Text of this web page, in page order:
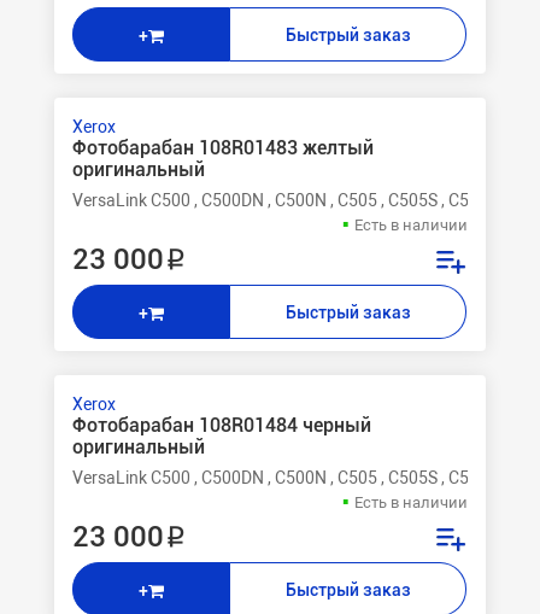
+ Быстрый заказ
Xerox
Фотобарабан 108R01483 желтый
оригинальный
VersaLink C500 , C500DN , C500N , C505 , C505S , C505X
Есть в наличии
23 000 ₽
+ Быстрый заказ
Xerox
Фотобарабан 108R01484 черный
оригинальный
VersaLink C500 , C500DN , C500N , C505 , C505S , C505X
Есть в наличии
23 000 ₽
+ Быстрый заказ